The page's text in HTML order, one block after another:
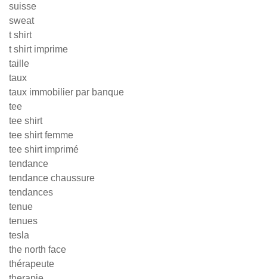
suisse
sweat
t shirt
t shirt imprime
taille
taux
taux immobilier par banque
tee
tee shirt
tee shirt femme
tee shirt imprimé
tendance
tendance chaussure
tendances
tenue
tenues
tesla
the north face
thérapeute